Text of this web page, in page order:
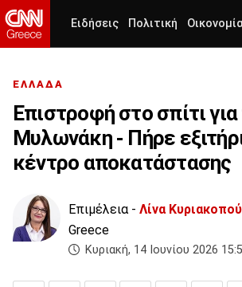
Ειδήσεις Πολιτική
ΕΛΛΑΔΑ
Επιστροφή στο σπίτι
Μυλωνάκη - Πήρε
κέντρο αποκατάστασης
Επιμέλεια - Λίνα
Greece
Κυριακή, 14 Ιουνίου 2026